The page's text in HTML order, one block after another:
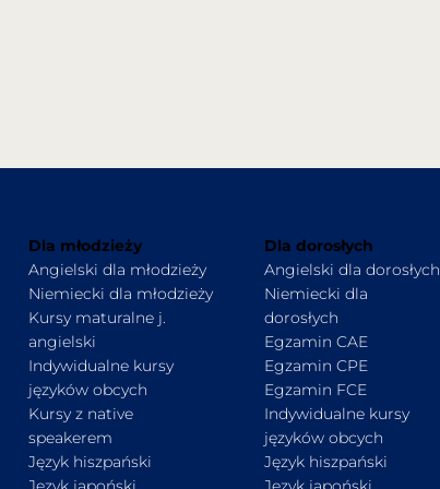
Dla młodzieży
Angielski dla młodzieży
Niemiecki dla młodzieży
Kursy maturalne j.
angielski
Indywidualne kursy
języków obcych
Kursy z native
speakerem
Język hiszpański
Dla dorosłych
Angielski dla dorosłych
Niemiecki dla
dorosłych
Egzamin CAE
Egzamin CPE
Egzamin FCE
Indywidualne kursy
języków obcych
Język hiszpański